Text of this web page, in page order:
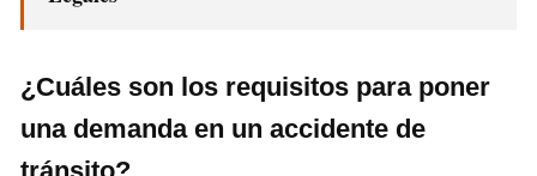
¿Cuáles son los requisitos para poner
una demanda en un accidente de